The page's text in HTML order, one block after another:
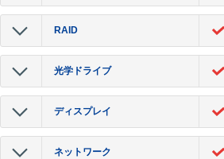
RAID
光学ドライブ
ディスプレイ
ネットワーク